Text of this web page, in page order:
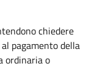
chiedere
pagamento della
ordinaria o